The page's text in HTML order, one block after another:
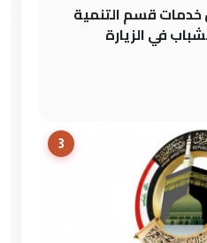
خدمات قسم التنمية
في الزيارة
3